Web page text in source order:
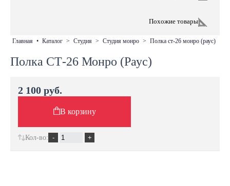
Похожие товары
главная • каталог > студия > студия монро > полка ст-26 монро (раус)
Полка СТ-26 Монро (Раус)
2 100 руб.
В корзину
Кол-во: